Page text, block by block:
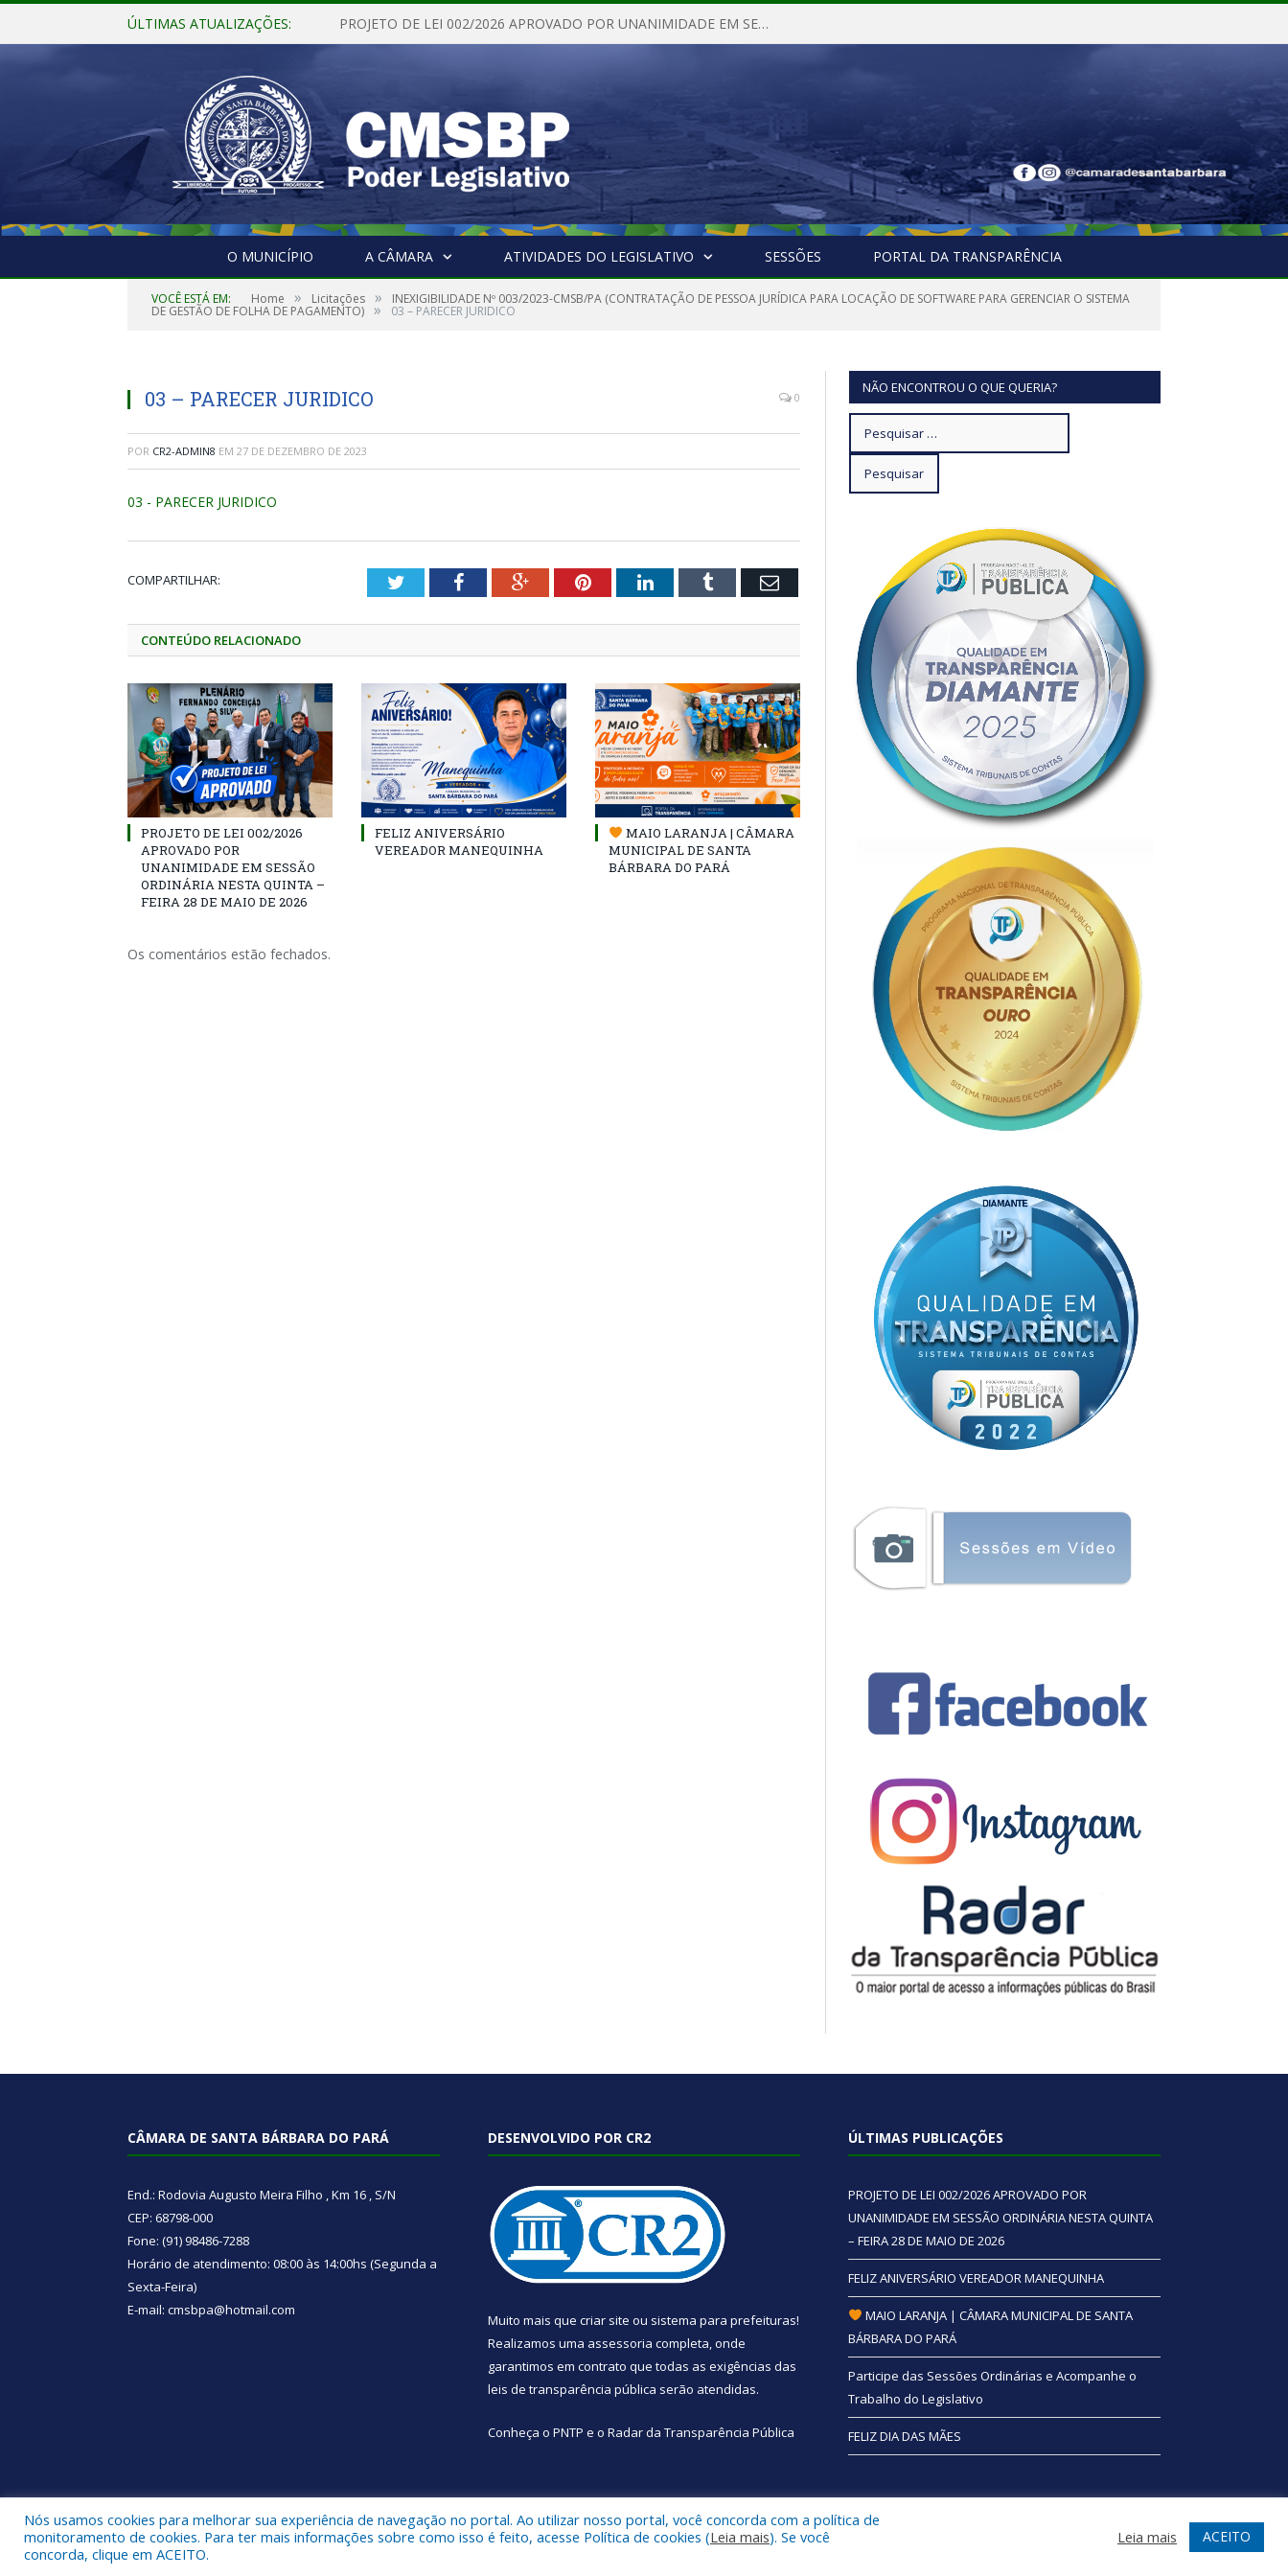
ÚLTIMAS ATUALIZAÇÕES: PROJETO DE LEI 002/2026 APROVADO POR UNANIMIDADE EM SESSÃO ORDINÁRIA NESTA QUINTA – FEIRA 28 DE MAIO DE 2026
O MUNICÍPIO A CÂMARA ATIVIDADES DO LEGISLATIVO SESSÕES PORTAL DA TRANSPARÊNCIA
VOCÊ ESTÁ EM: Home » Licitações » INEXIGIBILIDADE Nº 003/2023-CMSB/PA (CONTRATAÇÃO DE PESSOA JURÍDICA PARA LOCAÇÃO DE SOFTWARE PARA GERENCIAR O SISTEMA
DE GESTÃO DE FOLHA DE PAGAMENTO) » 03 – PARECER JURIDICO
03 – PARECER JURIDICO 0
POR CR2-ADMIN8 EM 27 DE DEZEMBRO DE 2023
03 - PARECER JURIDICO
COMPARTILHAR: TwitterFacebookGoogle+PinterestLinkedInTumblr Email
CONTEÚDO RELACIONADO
PROJETO DE LEI 002/2026
APROVADO POR
UNANIMIDADE EM SESSÃO
ORDINÁRIA NESTA QUINTA –
FEIRA 28 DE MAIO DE 2026
FELIZ ANIVERSÁRIO
VEREADOR MANEQUINHA
MAIO LARANJA | CÂMARA
MUNICIPAL DE SANTA
BÁRBARA DO PARÁ
Os comentários estão fechados.
NÃO ENCONTROU O QUE QUERIA?
CÂMARA DE SANTA BÁRBARA DO PARÁ
End.: Rodovia Augusto Meira Filho , Km 16 , S/N
CEP: 68798-000
Fone: (91) 98486-7288
Horário de atendimento: 08:00 às 14:00hs (Segunda a
Sexta-Feira)
E-mail: cmsbpa@hotmail.com
DESENVOLVIDO POR CR2
Muito mais que criar site ou sistema para prefeituras!
Realizamos uma assessoria completa, onde
garantimos em contrato que todas as exigências das
leis de transparência pública serão atendidas.
Conheça o PNTP e o Radar da Transparência Pública
ÚLTIMAS PUBLICAÇÕES
PROJETO DE LEI 002/2026 APROVADO POR
UNANIMIDADE EM SESSÃO ORDINÁRIA NESTA QUINTA
– FEIRA 28 DE MAIO DE 2026
FELIZ ANIVERSÁRIO VEREADOR MANEQUINHA
MAIO LARANJA | CÂMARA MUNICIPAL DE SANTA
BÁRBARA DO PARÁ
Participe das Sessões Ordinárias e Acompanhe o
Trabalho do Legislativo
FELIZ DIA DAS MÃES
Todos os direitos reservados a Câmara Municipal de Santa Bárbara do Pará. Mapa do Site Acessar Webmail
Nós usamos cookies para melhorar sua experiência de navegação no portal. Ao utilizar nosso portal, você concorda com a política de
monitoramento de cookies. Para ter mais informações sobre como isso é feito, acesse Política de cookies (Leia mais). Se você
concorda, clique em ACEITO.
Leia mais ACEITO